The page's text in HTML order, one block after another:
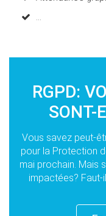
...
RGPD:
SONT-
Vous savez peut-
pour la Protection
mai prochain. Mais
impactées? Faut-